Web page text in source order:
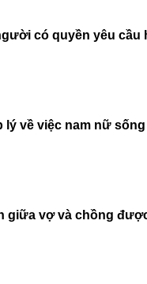
có quyền yêu cầu
lý về việc nam nữ
giữa vợ và chồng